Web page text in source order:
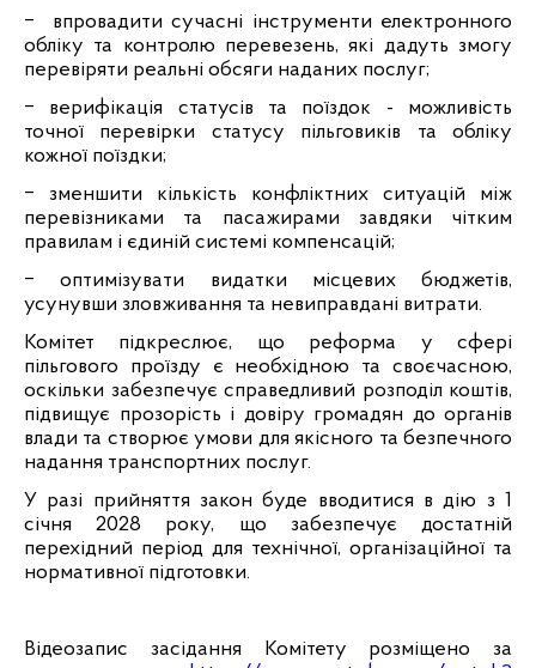
‒
впровадити сучасні інструменти електронного
обліку та контролю перевезень, які дадуть змогу
перевіряти реальні обсяги наданих послуг;
‒ верифікація статусів та поїздок - можливість
точної перевірки статусу пільговиків та обліку
кожної поїздки;
‒ зменшити кількість конфліктних ситуацій між
перевізниками та пасажирами завдяки чітким
правилам і єдиній системі компенсацій;
‒оптимізувати видатки місцевих бюджетів,
усунувши зловживання та невиправдані витрати.
Комітет підкреслює, що реформа у сфері
пільгового проїзду є необхідною та своєчасною,
оскільки забезпечує справедливий розподіл коштів,
підвищує прозорість і довіру громадян до органів
влади та створює умови для якісного та безпечного
надання транспортних послуг.
У разі прийняття закон буде вводитися в дію з 1
січня 2028 року, що забезпечує достатній
перехідний період для технічної, організаційної та
нормативної підготовки.
Відеозапис засідання Комітету розміщено за